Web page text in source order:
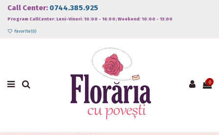
Call Center: 0744.385.925
Program CallCenter: Luni-Vineri: 10:00 - 16:00; Weekend: 10:00 - 13:00
Favorite (0)
0